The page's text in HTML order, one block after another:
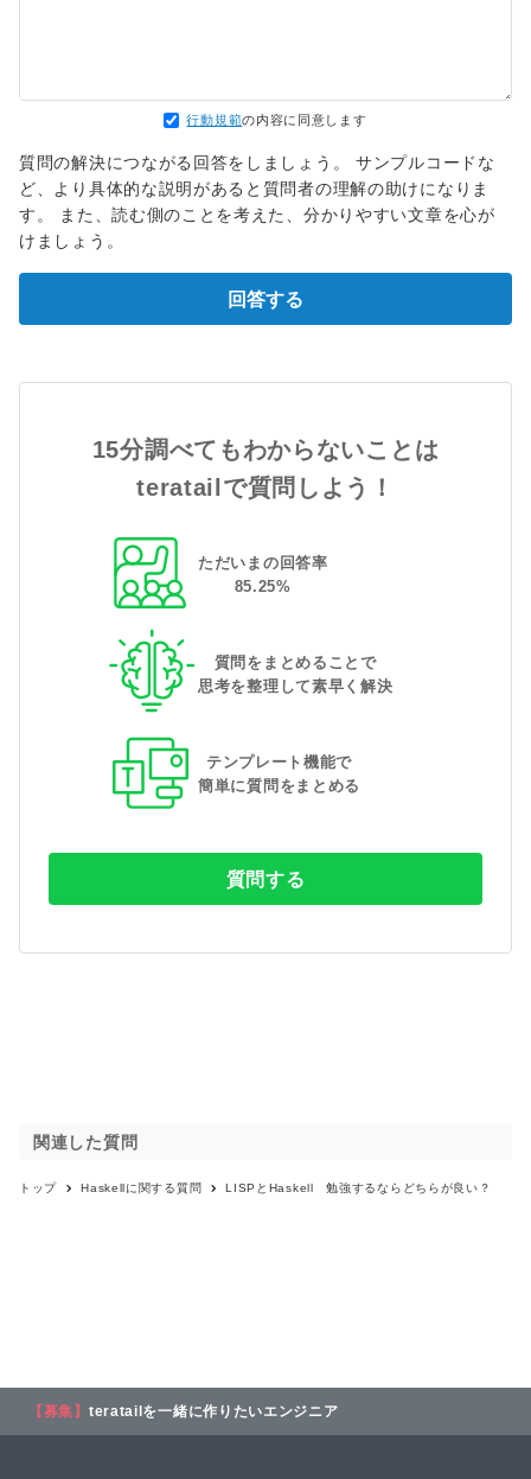
行動規範の内容に同意します
質問の解決につながる回答をしましょう。 サンプルコードな
ど、より具体的な説明があると質問者の理解の助けになりま
す。 また、読む側のことを考えた、分かりやすい文章を心が
けましょう。
回答する
15分調べてもわからないことは
teratailで質問しよう！
ただいまの回答率
85.25%
質問をまとめることで
思考を整理して素早く解決
テンプレート機能で
簡単に質問をまとめる
質問する
関連した質問
トップ Haskellに関する質問 LISPとHaskell 勉強するならどちらが良い？
【募集】 teratailを一緒に作りたいエンジニア